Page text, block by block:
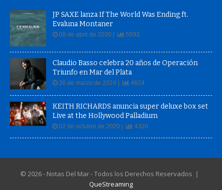
JP SAXE lanza If The World Was Ending ft.
Evaluna Montaner
08 de abril de 2020 | 5593
Claudio Basso celebra 20 años de Operación
Triunfo en Mar del Plata
26 de marzo de 2024 | 4624
KEITH RICHARDS anuncia super deluxe box set
Live at the Hollywood Palladium
02 de octubre de 2020 | 4320
© 2026 - Notas Del Mar - Todos los Derechos Reservados |
QueStreaming